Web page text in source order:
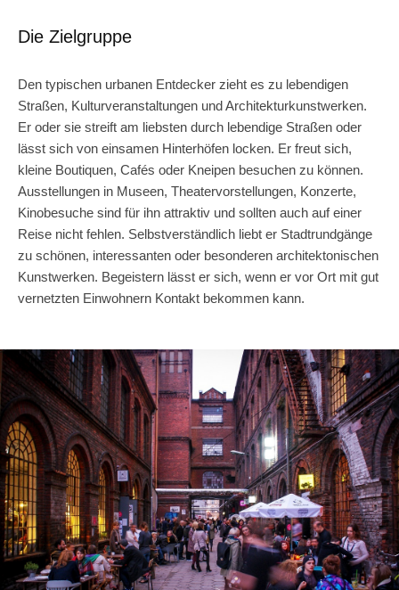
Die Zielgruppe
Den typischen urbanen Entdecker zieht es zu lebendigen
Straßen, Kulturveranstaltungen und Architekturkunstwerken.
Er oder sie streift am liebsten durch lebendige Straßen oder
lässt sich von einsamen Hinterhöfen locken. Er freut sich,
kleine Boutiquen, Cafés oder Kneipen besuchen zu können.
Ausstellungen in Museen, Theatervorstellungen, Konzerte,
Kinobesuche sind für ihn attraktiv und sollten auch auf einer
Reise nicht fehlen. Selbstverständlich liebt er Stadtrundgänge
zu schönen, interessanten oder besonderen architektonischen
Kunstwerken. Begeistern lässt er sich, wenn er vor Ort mit gut
vernetzten Einwohnern Kontakt bekommen kann.